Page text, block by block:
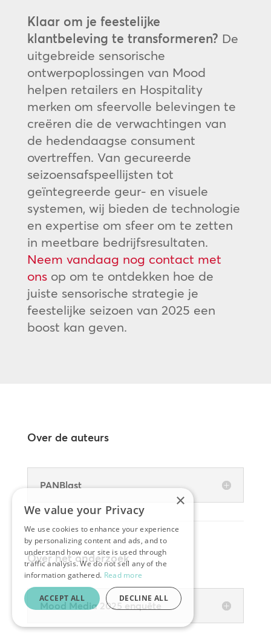
Klaar om je feestelijke
klantbeleving te transformeren? De
uitgebreide sensorische
ontwerpoplossingen van Mood
helpen retailers en Hospitality
merken om sfeervolle belevingen te
creëren die de verwachtingen van
de hedendaagse consument
overtreffen. Van gecureerde
seizoensafspeellijsten tot
geïntegreerde geur- en visuele
systemen, wij bieden de technologie
en expertise om sfeer om te zetten
in meetbare bedrijfsresultaten.
Neem vandaag nog contact met
onsop om te ontdekken hoe de
juiste sensorische strategie je
feestelijke seizoen van 2025 een
boost kan geven.
Over de auteurs
PANBlast
Over het onderzoek
Mood Media 2025 enquête
×
We value your Privacy
We use cookies to enhance your experience
by personalizing content and ads, and to
understand how our site is used through
traffic analysis. We do not sell any of the
information gathered. Read more
ACCEPT ALL DECLINE ALL